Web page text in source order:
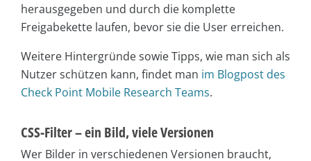
herausgegeben und durch die komplette
Freigabekette laufen, bevor sie die User erreichen.
Weitere Hintergründe sowie Tipps, wie man sich als
Nutzer schützen kann, findet man im Blogpost des
Check Point Mobile Research Teams.
CSS-Filter – ein Bild, viele Versionen
Wer Bilder in verschiedenen Versionen braucht,